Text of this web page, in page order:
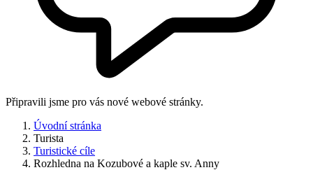
Připravili jsme pro vás nové webové stránky.
Úvodní stránka
Turista
Turistické cíle
Rozhledna na Kozubové a kaple sv. Anny